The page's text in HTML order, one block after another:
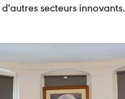
secteurs innovants.